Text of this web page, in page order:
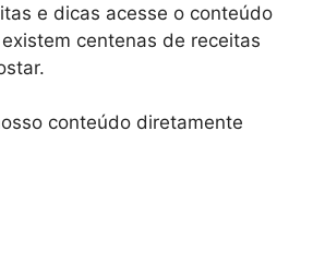
e dicas acesse o conteúdo
centenas de receitas
conteúdo diretamente